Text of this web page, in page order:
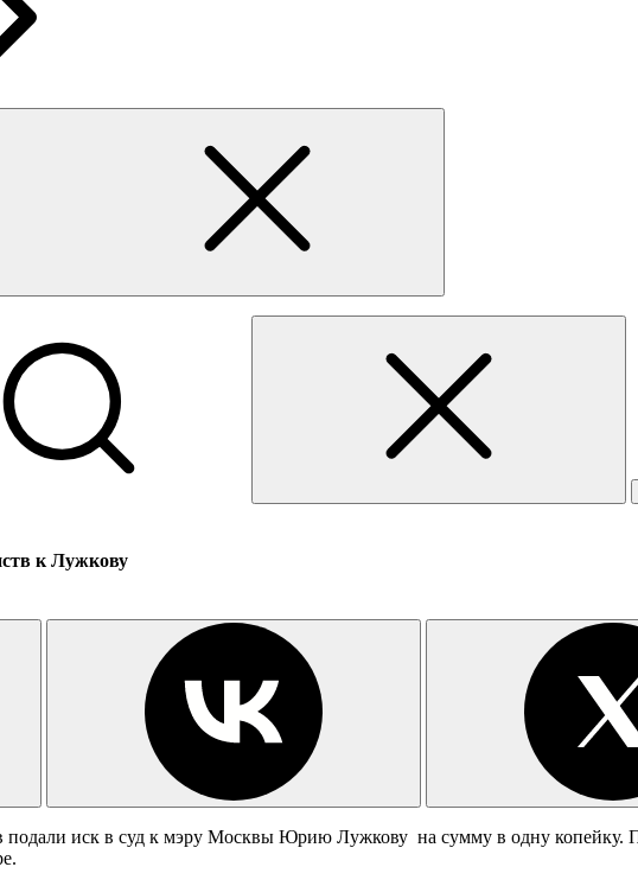
к Лужкову
подали иск в суд к мэру Москвы Юрию Лужкову на сумму в одну копейку.